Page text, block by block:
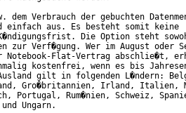
dem Verbrauch der gebuchten
einfach aus. Es besteht somit keine
Die Option steht
zur Verf�gung. Wer im August oder
Notebook-Flat-Vertrag abschlie�t,
kostenfrei, wenn es bis
gilt in folgenden L�ndern:
Gro�britannien, Irland, Italien,
Portugal, Rum�nien, Schweiz,
Ungarn.